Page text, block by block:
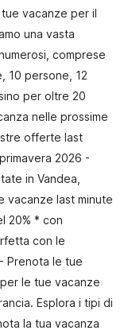
vacanze per il
una vasta
comprese
10 persone, 12
per oltre 20
nelle prossime
offerte last
2026 -
in Vandea,
vacanze last minute
20% * con
con le
Prenota le tue
le tue vacanze
Esplora i tipi di
la tua vacanza